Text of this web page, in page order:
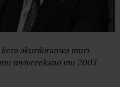
akurikiranwa muri
myiyerekano mu 2003